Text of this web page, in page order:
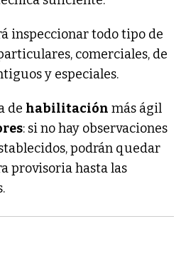
inspeccionar todo tipo de
comerciales, de
y especiales.
de habilitación más ágil
: si no hay observaciones
podrán quedar
provisoria hasta las